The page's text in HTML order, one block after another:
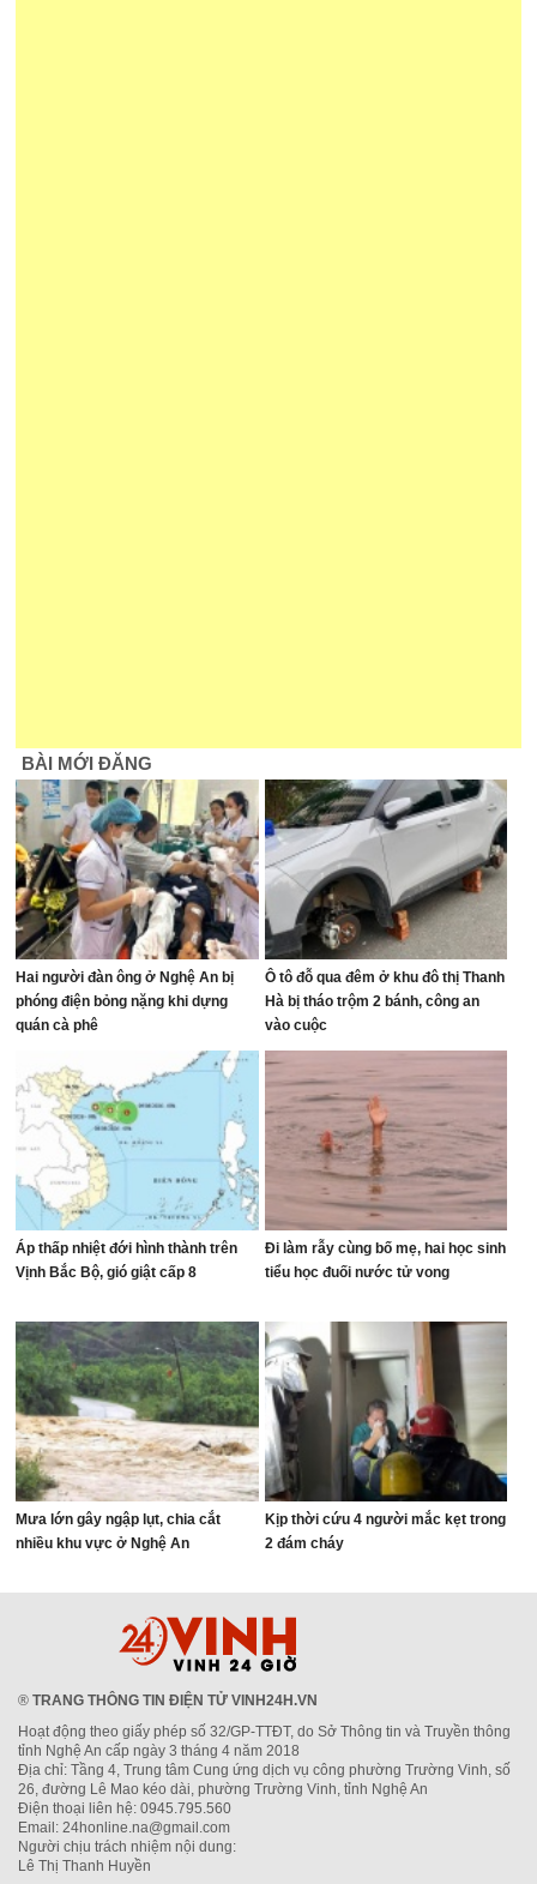
BÀI MỚI ĐĂNG
Hai người đàn ông ở Nghệ An bị
phóng điện bỏng nặng khi dựng
quán cà phê
Ô tô đỗ qua đêm ở khu đô thị Thanh
Hà bị tháo trộm 2 bánh, công an
vào cuộc
Áp thấp nhiệt đới hình thành trên
Vịnh Bắc Bộ, gió giật cấp 8
Đi làm rẫy cùng bố mẹ, hai học sinh
tiểu học đuối nước tử vong
Mưa lớn gây ngập lụt, chia cắt
nhiều khu vực ở Nghệ An
Kịp thời cứu 4 người mắc kẹt trong
2 đám cháy
® TRANG THÔNG TIN ĐIỆN TỬ VINH24H.VN
Hoạt động theo giấy phép số 32/GP-TTĐT, do Sở Thông tin và Truyền thông
tỉnh Nghệ An cấp ngày 3 tháng 4 năm 2018
Địa chỉ: Tầng 4, Trung tâm Cung ứng dịch vụ công phường Trường Vinh, số
26, đường Lê Mao kéo dài, phường Trường Vinh, tỉnh Nghệ An
Điện thoại liên hệ: 0945.795.560
Email: 24honline.na@gmail.com
Người chịu trách nhiệm nội dung:
Lê Thị Thanh Huyền